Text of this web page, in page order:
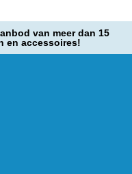
van meer dan 15
en accessoires!